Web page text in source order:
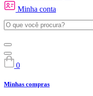
Minha conta
0
Minhas compras